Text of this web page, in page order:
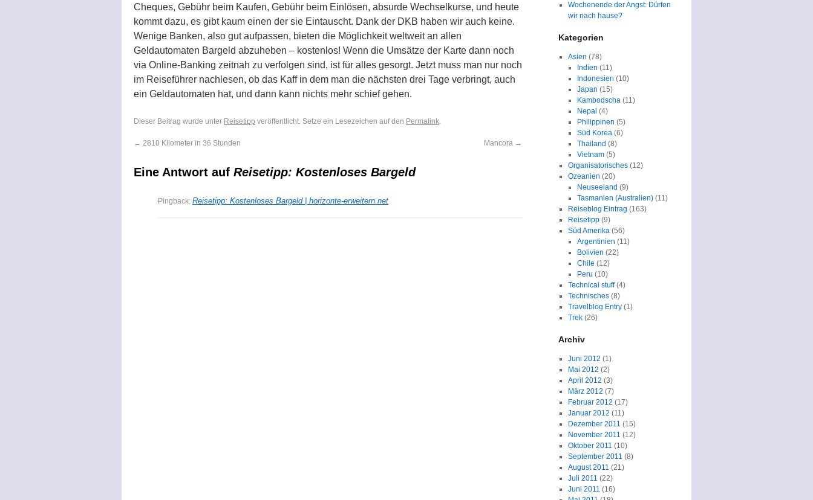
Cheques, Gebühr beim Kaufen, Gebühr beim Einlösen, absurde Wechselkurse, und heute
kommt dazu, es gibt kaum einen der sie Eintauscht. Dank der DKB haben wir auch keine.
Wenige Banken, also gut aufpassen, bieten die Möglichkeit weltweit an allen
Geldautomaten Bargeld abzuheben – kostenlos! Wenn die Umsätze der Karte dann noch
via Online-Banking zeitnah zu verfolgen sind, ist für alles gesorgt. Jetzt muss man nur noch
im Reiseführer nachlesen, ob das Kaff in dem man die nächsten drei Tage verbringt, auch
ein Geldautomaten hat, und dann kann nichts mehr schief gehen.
Dieser Beitrag wurde unter Reisetipp veröffentlicht. Setze ein Lesezeichen auf den Permalink.
← 2810 Kilometer in 36 Stunden Mancora →
Eine Antwort auf Reisetipp: Kostenloses Bargeld
Pingback: Reisetipp: Kostenloses Bargeld | horizonte-erweitern.net
Wochenende der Angst: Dürfen
wir nach hause?
Kategorien
Asien (78)
Indien (11)
Indonesien (10)
Japan (15)
Kambodscha (11)
Nepal (4)
Philippinen (5)
Süd Korea (6)
Thailand (8)
Vietnam (5)
Organisatorisches(12)
Ozeanien (20)
Neuseeland (9)
Tasmanien (Australien) (11)
Reiseblog Eintrag (163)
Reisetipp(9)
Süd Amerika(56)
Argentinien (11)
Bolivien (22)
Chile (12)
Peru (10)
Technical stuff(4)
Technisches(8)
Travelblog Entry(1)
Trek(26)
Archiv
Juni 2012 (1)
Mai 2012 (2)
April 2012 (3)
März 2012 (7)
Februar 2012 (17)
Januar 2012 (11)
Dezember 2011 (15)
November 2011 (12)
Oktober 2011 (10)
September 2011 (8)
August 2011 (21)
Juli 2011 (22)
Juni 2011 (16)